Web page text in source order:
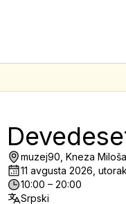
muzej90, Kneza
11 avgusta 2026, utorak
10:00 – 20:00
Srpski